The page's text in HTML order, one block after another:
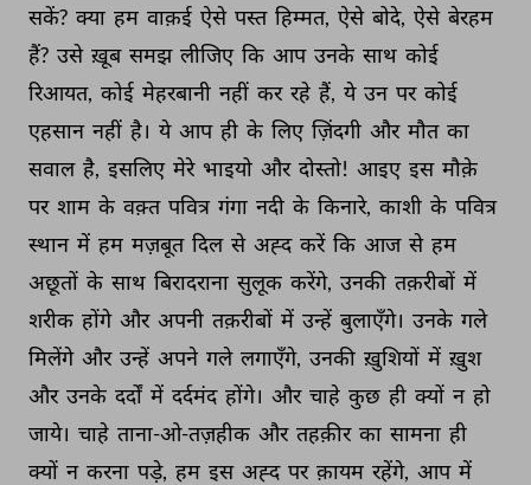
सकें? क्या हम वाक़ई ऐसे पस्त हिम्मत, ऐसे बोदे, ऐसे बेरहम
हैं? उसे ख़ूब समझ लीजिए कि आप उनके साथ कोई
रिआयत, कोई मेहरबानी नहीं कर रहे हैं, ये उन पर कोई
एहसान नहीं है। ये आप ही के लिए ज़िंदगी और मौत का
सवाल है, इसलिए मेरे भाइयो और दोस्तो! आइए इस मौक़े
पर शाम के वक़्त पवित्र गंगा नदी के किनारे, काशी के पवित्र
स्थान में हम मज़बूत दिल से अह्द करें कि आज से हम
अछूतों के साथ बिरादराना सुलूक करेंगे, उनकी तक़रीबों में
शरीक होंगे और अपनी तक़रीबों में उन्हें बुलाएँगे। उनके गले
मिलेंगे और उन्हें अपने गले लगाएँगे, उनकी ख़ुशियों में ख़ुश
और उनके दर्दों में दर्दमंद होंगे। और चाहे कुछ ही क्यों न हो
जाये। चाहे ताना-ओ-तज़हीक और तहक़ीर का सामना ही
क्यों न करना पड़े, हम इस अह्द पर क़ायम रहेंगे, आप में